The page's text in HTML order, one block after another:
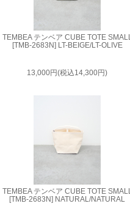
TEMBEA テンベア CUBE TOTE SMALL
[TMB-2683N] LT-BEIGE/LT-OLIVE
13,000円(税込14,300円)
TEMBEA テンベア CUBE TOTE SMALL
[TMB-2683N] NATURAL/NATURAL